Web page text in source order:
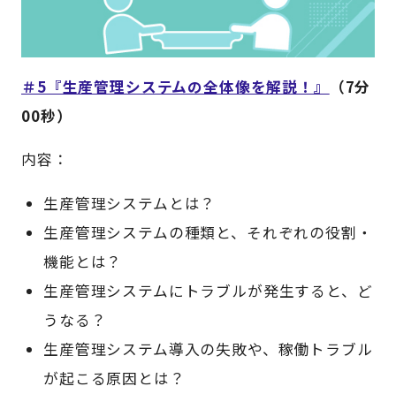
＃5『生産管理システムの全体像を解説！』
（7分
00秒）
内容：
生産管理システムとは？
生産管理システムの種類と、それぞれの役割・
機能とは？
生産管理システムにトラブルが発生すると、ど
うなる？
生産管理システム導入の失敗や、稼働トラブル
が起こる原因とは？